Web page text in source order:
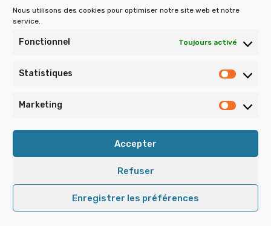
Nous utilisons des cookies pour optimiser notre site web et notre
service.
Fonctionnel Toujours activé
Statistiques
Marketing
Accepter
Refuser
Enregistrer les préférences
Publications archivées
archivées
• La Tourette Domaine Duez-Mery কৣ Copyright © 2026 •
Mentions Légales